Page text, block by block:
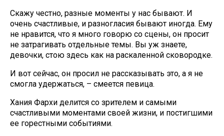
Скажу честно, разные моменты у нас бывают. И
очень счастливые, и разногласия бывают иногда. Ему
не нравится, что я много говорю со сцены, он просит
не затрагивать отдельные темы. Вы уж знаете,
девочки, стою здесь как на раскаленной сковородке.
И вот сейчас, он просил не рассказывать это, а я не
смогла удержаться, – смеется певица.
Хания Фархи делится со зрителем и самыми
счастливыми моментами своей жизни, и постигшими
ее горестными событиями.